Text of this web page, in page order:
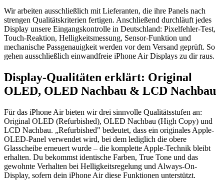
Wir arbeiten ausschließlich mit Lieferanten, die ihre Panels nach
strengen Qualitätskriterien fertigen. Anschließend durchläuft jedes
Display unsere Eingangskontrolle in Deutschland: Pixelfehler-Test,
Touch-Reaktion, Helligkeitsmessung, Sensor-Funktion und
mechanische Passgenauigkeit werden vor dem Versand geprüft. So
gehen ausschließlich einwandfreie iPhone Air Displays zu dir raus.
Display-Qualitäten erklärt: Original
OLED, OLED Nachbau & LCD Nachbau
Für das iPhone Air bieten wir drei sinnvolle Qualitätsstufen an:
Original OLED (Refurbished), OLED Nachbau (High Copy) und
LCD Nachbau. „Refurbished" bedeutet, dass ein originales Apple-
OLED-Panel verwendet wird, bei dem lediglich die obere
Glasscheibe erneuert wurde – die komplette Apple-Technik bleibt
erhalten. Du bekommst identische Farben, True Tone und das
gewohnte Verhalten bei Helligkeitsregelung und Always-On-
Display, sofern dein iPhone Air diese Funktionen unterstützt.